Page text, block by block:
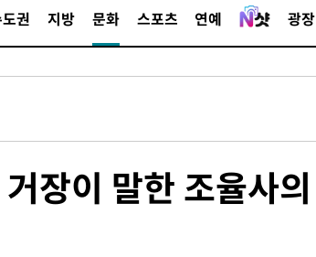
권 지방 문화 스포츠 연예 광장
장이 말한 조율사의